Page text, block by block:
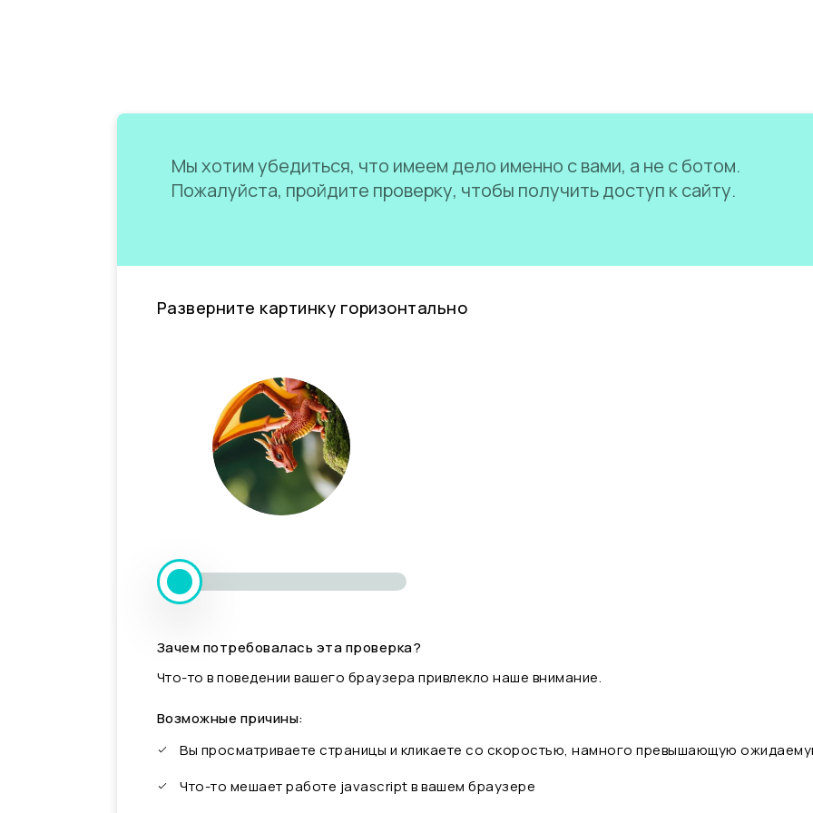
Мы хотим убедиться, что имеем дело именно с вами, а не с ботом.
Пожалуйста, пройдите проверку, чтобы получить доступ к сайту.
Разверните картинку горизонтально
Зачем потребовалась эта проверка?
Что-то в поведении вашего браузера привлекло наше внимание.
Возможные причины:
Вы просматриваете страницы и кликаете со скоростью, намного превышающую
Что-то мешает работе javascript в вашем браузере